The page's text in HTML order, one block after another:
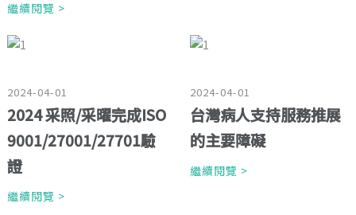
繼續閱覽 >
2024-04-01
2024 采照/采曜完成ISO
9001/27001/27701驗
證
繼續閱覽 >
2024-04-01
台灣病人支持服務推展
的主要障礙
繼續閱覽 >